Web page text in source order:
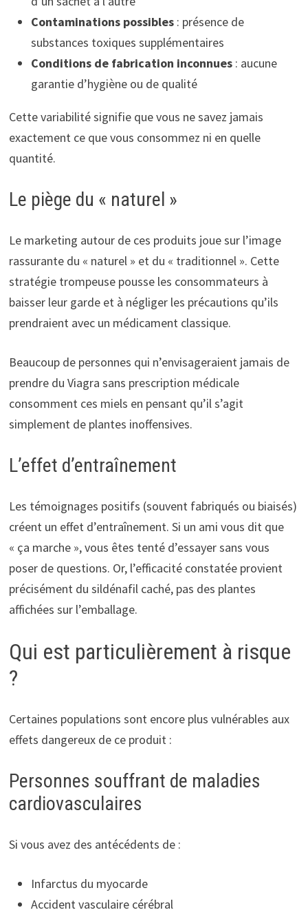
Contaminations possibles: présence de
substances toxiques supplémentaires
Conditions de fabrication inconnues: aucune
garantie d’hygiène ou de qualité
Cette variabilité signifie que vous ne savez jamais
exactement ce que vous consommez ni en quelle
quantité.
Le piège du « naturel »
Le marketing autour de ces produits joue sur l’image
rassurante du « naturel » et du « traditionnel ». Cette
stratégie trompeuse pousse les consommateurs à
baisser leur garde et à négliger les précautions qu’ils
prendraient avec un médicament classique.
Beaucoup de personnes qui n’envisageraient jamais de
prendre du Viagra sans prescription médicale
consomment ces miels en pensant qu’il s’agit
simplement de plantes inoffensives.
L’effet d’entraînement
Les témoignages positifs (souvent fabriqués ou biaisés)
créent un effet d’entraînement. Si un ami vous dit que
« ça marche », vous êtes tenté d’essayer sans vous
poser de questions. Or, l’efficacité constatée provient
précisément du sildénafil caché, pas des plantes
affichées sur l’emballage.
Qui est particulièrement à risque
?
Certaines populations sont encore plus vulnérables aux
effets dangereux de ce produit :
Personnes souffrant de maladies
cardiovasculaires
Si vous avez des antécédents de :
Infarctus du myocarde
Accident vasculaire cérébral